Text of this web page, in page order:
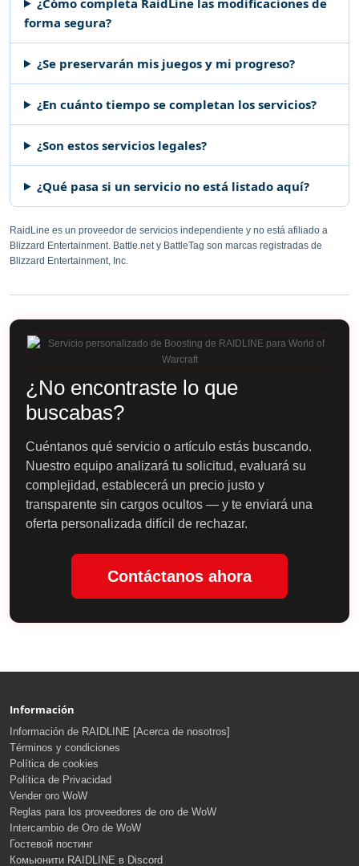
forma segura?
¿Se preservarán mis juegos y mi progreso?
¿En cuánto tiempo se completan los servicios?
¿Son estos servicios legales?
¿Qué pasa si un servicio no está listado aquí?
RaidLine es un proveedor de servicios independiente y no está afiliado a
Blizzard Entertainment. Battle.net y BattleTag son marcas registradas de
Blizzard Entertainment, Inc.
¿No encontraste lo que
buscabas?
Cuéntanos qué servicio o artículo estás buscando.
Nuestro equipo analizará tu solicitud, evaluará su
complejidad, establecerá un precio justo y
transparente sin cargos ocultos — y te enviará una
oferta personalizada difícil de rechazar.
Contáctanos ahora
Información
Información de RAIDLINE [Acerca de nosotros]
Términos y condiciones
Política de cookies
Política de Privacidad
Vender oro WoW
Reglas para los proveedores de oro de WoW
Intercambio de Oro de WoW
Гостевой постинг
Комьюнити RAIDLINE в Discord